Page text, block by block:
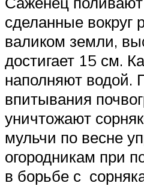
сделанные вокруг
валиком земли,
достигает 15 см.
наполняют водой.
впитывания
уничтожают
мульчи по весне
огородникам при
в борьбе с